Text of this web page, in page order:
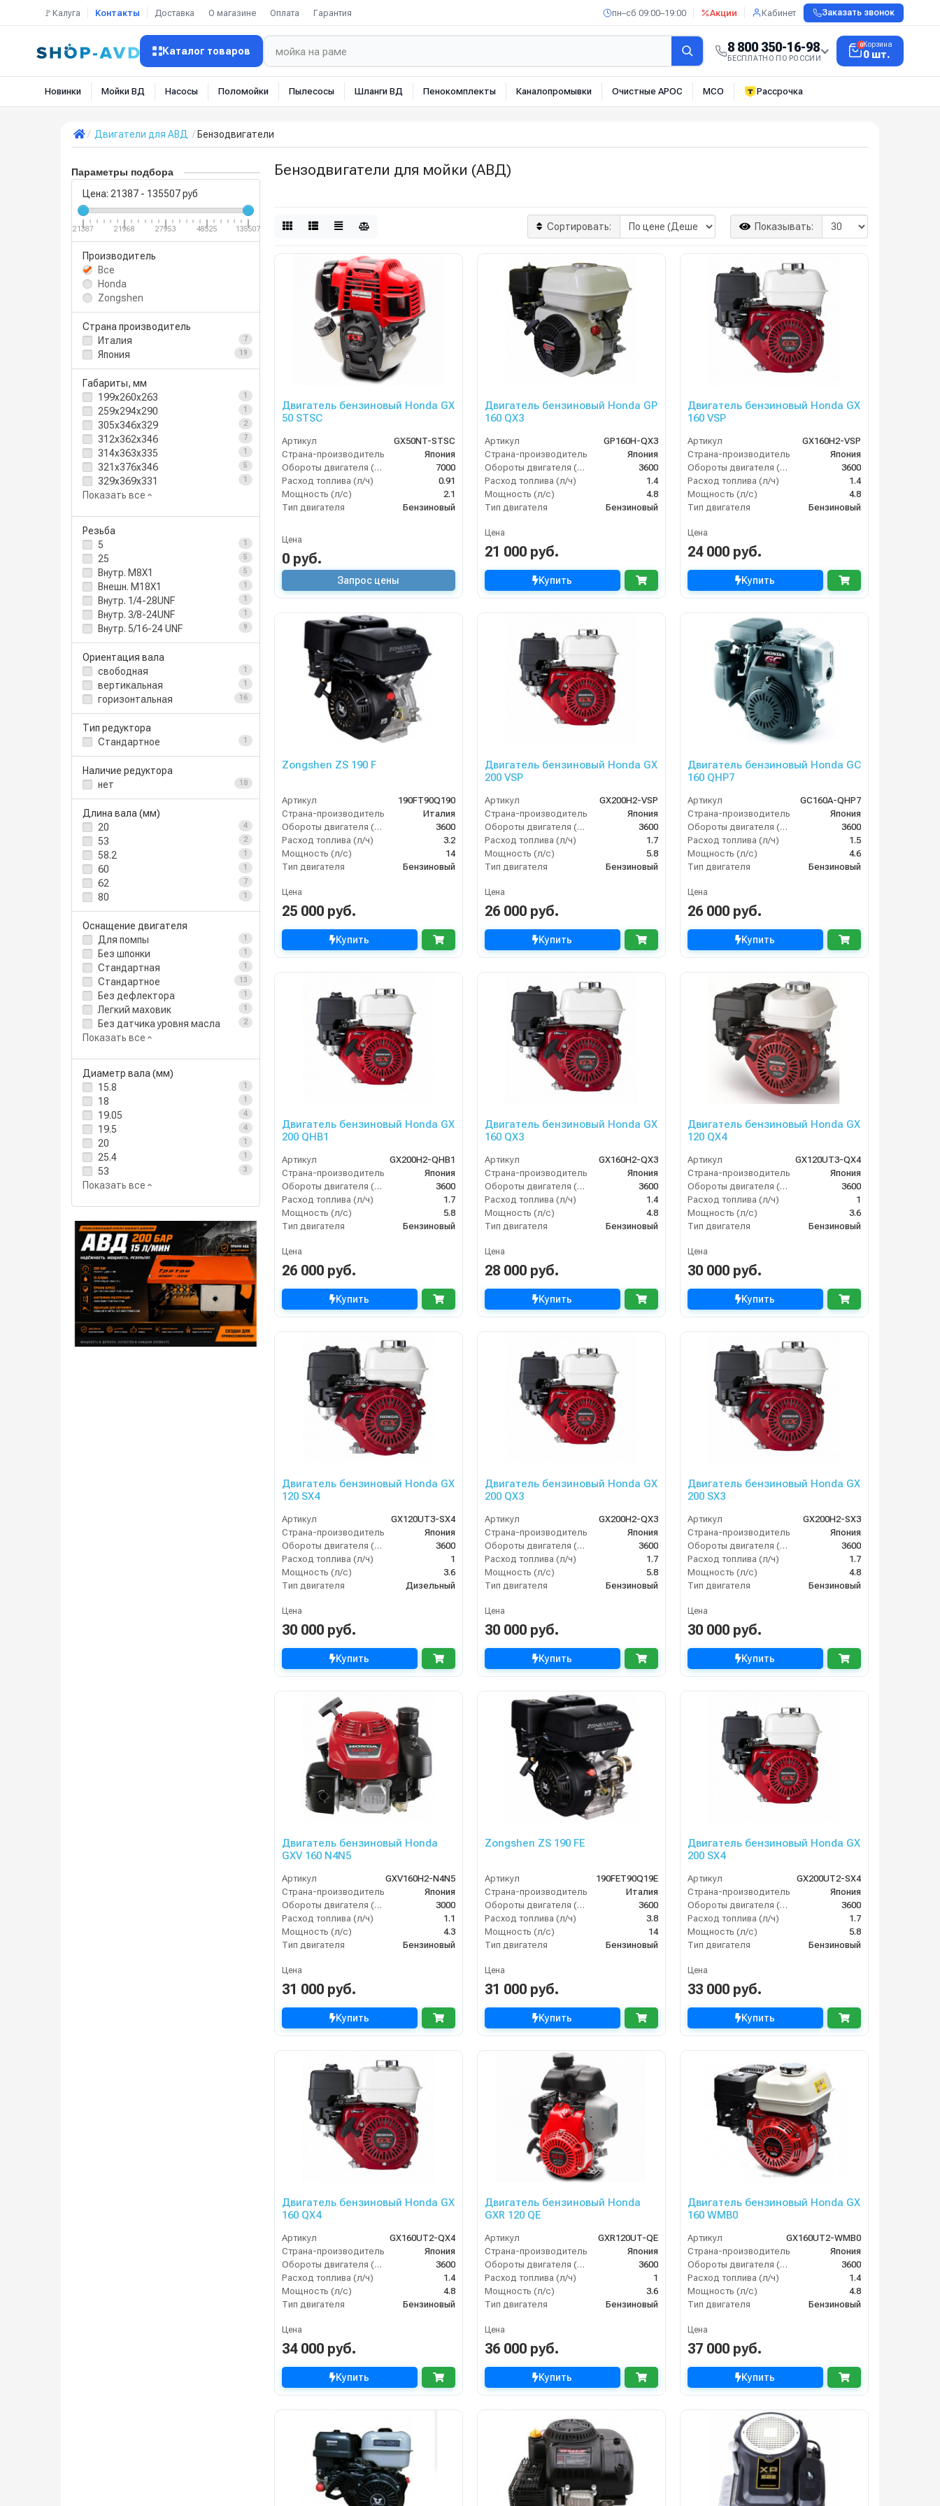
🚩Калуга Контакты Доставка О магазине Оплата Гарантия пн–сб 09:00–19:00 Акции Кабинет Заказать звонок
Каталог товаров 8 800 350-16-98
БЕСПЛАТНО ПО РОССИИ
0Корзина
0 шт.
Новинки Мойки ВД Насосы Поломойки Пылесосы Шланги ВД Пенокомплекты Каналопромывки Очистные АРОС МСО Рассрочка
Двигатели для АВД Бензодвигатели
Параметры подбора
Цена: 21387 - 135507руб
21387 21968 27953 48525 135507
Производитель
Все
Honda
Zongshen
Страна производитель
Италия
7
Япония 19
Габариты, мм
199x260x263
1
259х294х290 1
305x346x329 2
312х362х346 7
314х363х335 1
321х376х346 5
329х369х331 1
Показать все
Резьба
5
1
25 5
Внутр. M8X1 5
Внешн. M18X1 1
Внутр. 1/4-28UNF 1
Внутр. 3/8-24UNF 1
Внутр. 5/16-24 UNF 9
Ориентация вала
свободная
1
вертикальная 1
горизонтальная 16
Тип редуктора
Стандартное
1
Наличие редуктора
нет
18
Длина вала (мм)
20
4
53 2
58.2 1
60 1
62 7
80 1
Оснащение двигателя
Для помпы
1
Без шпонки 1
Стандартная 1
Стандартное 13
Без дефлектора 1
Легкий маховик 1
Без датчика уровня масла 2
Показать все
Диаметр вала (мм)
15.8
1
18 1
19.05 4
19.5 4
20 1
25.4 1
53 3
Показать все
Бензодвигатели для мойки (АВД)
Сортировать: Показывать:
Двигатель бензиновый Honda GX
50 STSC
Артикул
GX50NT-STSC
Страна-производитель
Япония
Обороты двигателя (об/мин)
7000
Расход топлива (л/ч)
0.91
Мощность (л/с)
2.1
Тип двигателя
Бензиновый
Цена
0 руб.
Запрос цены
Двигатель бензиновый Honda GP
160 QX3
Артикул
GP160H-QX3
Страна-производитель
Япония
Обороты двигателя (об/мин)
3600
Расход топлива (л/ч)
1.4
Мощность (л/с)
4.8
Тип двигателя
Бензиновый
Цена
21 000 руб.
Купить
Двигатель бензиновый Honda GX
160 VSP
Артикул
GX160H2-VSP
Страна-производитель
Япония
Обороты двигателя (об/мин)
3600
Расход топлива (л/ч)
1.4
Мощность (л/с)
4.8
Тип двигателя
Бензиновый
Цена
24 000 руб.
Купить
Zongshen ZS 190 F
Артикул
190FT90Q190
Страна-производитель
Италия
Обороты двигателя (об/мин)
3600
Расход топлива (л/ч)
3.2
Мощность (л/с)
14
Тип двигателя
Бензиновый
Цена
25 000 руб.
Купить
Двигатель бензиновый Honda GX
200 VSP
Артикул
GX200H2-VSP
Страна-производитель
Япония
Обороты двигателя (об/мин)
3600
Расход топлива (л/ч)
1.7
Мощность (л/с)
5.8
Тип двигателя
Бензиновый
Цена
26 000 руб.
Купить
Двигатель бензиновый Honda GC
160 QHP7
Артикул
GC160A-QHP7
Страна-производитель
Япония
Обороты двигателя (об/мин)
3600
Расход топлива (л/ч)
1.5
Мощность (л/с)
4.6
Тип двигателя
Бензиновый
Цена
26 000 руб.
Купить
Двигатель бензиновый Honda GX
200 QHB1
Артикул
GX200H2-QHB1
Страна-производитель
Япония
Обороты двигателя (об/мин)
3600
Расход топлива (л/ч)
1.7
Мощность (л/с)
5.8
Тип двигателя
Бензиновый
Цена
26 000 руб.
Купить
Двигатель бензиновый Honda GX
160 QX3
Артикул
GX160H2-QX3
Страна-производитель
Япония
Обороты двигателя (об/мин)
3600
Расход топлива (л/ч)
1.4
Мощность (л/с)
4.8
Тип двигателя
Бензиновый
Цена
28 000 руб.
Купить
Двигатель бензиновый Honda GX
120 QX4
Артикул
GX120UT3-QX4
Страна-производитель
Япония
Обороты двигателя (об/мин)
3600
Расход топлива (л/ч)
1
Мощность (л/с)
3.6
Тип двигателя
Бензиновый
Цена
30 000 руб.
Купить
Двигатель бензиновый Honda GX
120 SX4
Артикул
GX120UT3-SX4
Страна-производитель
Япония
Обороты двигателя (об/мин)
3600
Расход топлива (л/ч)
1
Мощность (л/с)
3.6
Тип двигателя
Дизельный
Цена
30 000 руб.
Купить
Двигатель бензиновый Honda GX
200 QX3
Артикул
GX200H2-QX3
Страна-производитель
Япония
Обороты двигателя (об/мин)
3600
Расход топлива (л/ч)
1.7
Мощность (л/с)
5.8
Тип двигателя
Бензиновый
Цена
30 000 руб.
Купить
Двигатель бензиновый Honda GX
200 SX3
Артикул
GX200H2-SX3
Страна-производитель
Япония
Обороты двигателя (об/мин)
3600
Расход топлива (л/ч)
1.7
Мощность (л/с)
4.8
Тип двигателя
Бензиновый
Цена
30 000 руб.
Купить
Двигатель бензиновый Honda
GXV 160 N4N5
Артикул
GXV160H2-N4N5
Страна-производитель
Япония
Обороты двигателя (об/мин)
3000
Расход топлива (л/ч)
1.1
Мощность (л/с)
4.3
Тип двигателя
Бензиновый
Цена
31 000 руб.
Купить
Zongshen ZS 190 FE
Артикул
190FET90Q19E
Страна-производитель
Италия
Обороты двигателя (об/мин)
3600
Расход топлива (л/ч)
3.8
Мощность (л/с)
14
Тип двигателя
Бензиновый
Цена
31 000 руб.
Купить
Двигатель бензиновый Honda GX
200 SX4
Артикул
GX200UT2-SX4
Страна-производитель
Япония
Обороты двигателя (об/мин)
3600
Расход топлива (л/ч)
1.7
Мощность (л/с)
5.8
Тип двигателя
Бензиновый
Цена
33 000 руб.
Купить
Двигатель бензиновый Honda GX
160 QX4
Артикул
GX160UT2-QX4
Страна-производитель
Япония
Обороты двигателя (об/мин)
3600
Расход топлива (л/ч)
1.4
Мощность (л/с)
4.8
Тип двигателя
Бензиновый
Цена
34 000 руб.
Купить
Двигатель бензиновый Honda
GXR 120 QE
Артикул
GXR120UT-QE
Страна-производитель
Япония
Обороты двигателя (об/мин)
3600
Расход топлива (л/ч)
1
Мощность (л/с)
3.6
Тип двигателя
Бензиновый
Цена
36 000 руб.
Купить
Двигатель бензиновый Honda GX
160 WMB0
Артикул
GX160UT2-WMB0
Страна-производитель
Япония
Обороты двигателя (об/мин)
3600
Расход топлива (л/ч)
1.4
Мощность (л/с)
4.8
Тип двигателя
Бензиновый
Цена
37 000 руб.
Купить